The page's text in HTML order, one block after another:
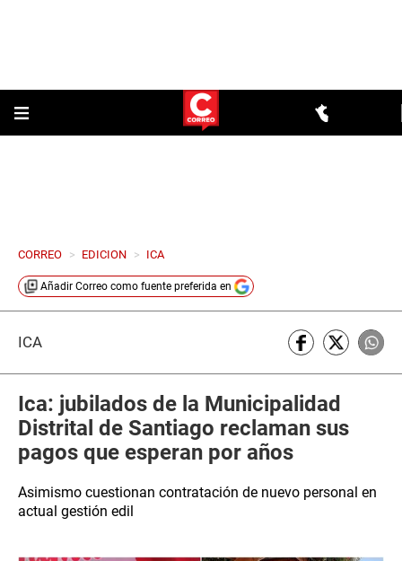
CORREO > EDICION > ICA
Añadir Correo como fuente preferida en
ICA
Ica: jubilados de la Municipalidad
Distrital de Santiago reclaman sus
pagos que esperan por años
Asimismo cuestionan contratación de nuevo personal en
actual gestión edil